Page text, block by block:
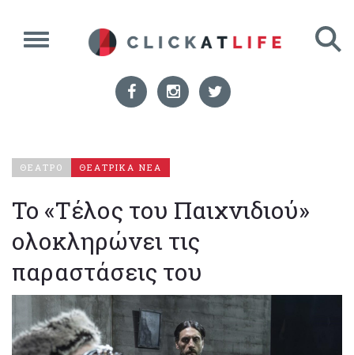
ΘΕΑΤΡΟ ΘΕΑΤΡΙΚΑ ΝΕΑ
To «Τέλος του Παιχνιδιού»
ολοκληρώνει τις
παραστάσεις του